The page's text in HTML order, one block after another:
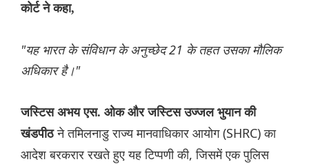
कोर्ट ने कहा,
"यह भारत के संविधान के अनुच्छेद 21 के तहत उसका मौलिक
अधिकार है।"
जस्टिस अभय एस. ओक और जस्टिस उज्जल भुयान की
खंडपीठने तमिलनाडु राज्य मानवाधिकार आयोग (SHRC) का
आदेश बरकरार रखते हुए यह टिप्पणी की, जिसमें एक पुलिस